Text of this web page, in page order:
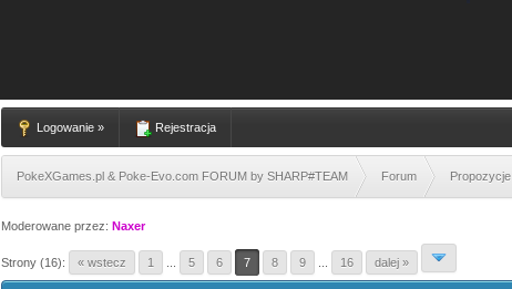
Logowanie » Rejestracja
PokeXGames.pl & Poke-Evo.com FORUM by SHARP#TEAM Forum Propozycje
Moderowane przez:Naxer
Strony (16): « wstecz 1 5 6 7 8 9 16 dalej »